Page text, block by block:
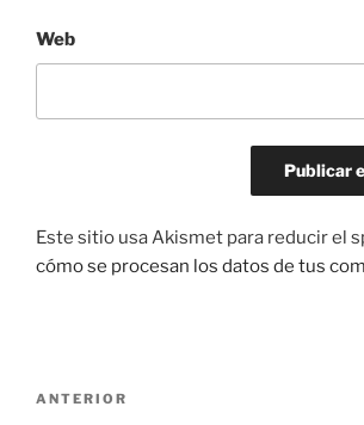
Web
Este sitio usa Akismet para reducir el
cómo se procesan los datos de tus
Entrada
ANTERIOR